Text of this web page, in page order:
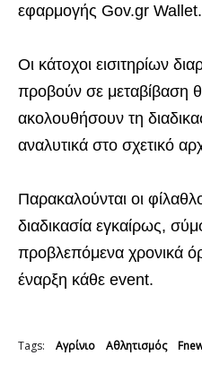
εφαρμογής Gov.gr Wallet.
Οι κάτοχοι εισιτηρίων
προβούν σε μεταβίβαση
ακολουθήσουν τη
αναλυτικά στο σχετικό
Παρακαλούνται οι
διαδικασία εγκαίρως,
προβλεπόμενα χρονικά
έναρξη κάθε event.
Tags: Αγρίνιο Αθλητισμός